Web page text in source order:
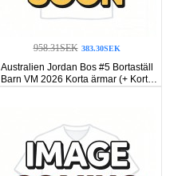
958.31SEK 383.30SEK
Australien Jordan Bos #5 Bortaställ
Barn VM 2026 Korta ärmar (+ Korta
byxor)